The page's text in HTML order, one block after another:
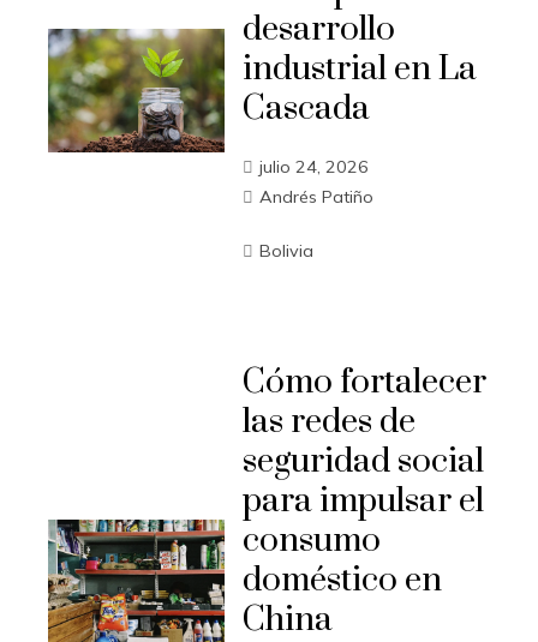
desarrollo
industrial en La
Cascada
julio 24, 2026
Andrés Patiño
Bolivia
Cómo fortalecer
las redes de
seguridad social
para impulsar el
consumo
doméstico en
China